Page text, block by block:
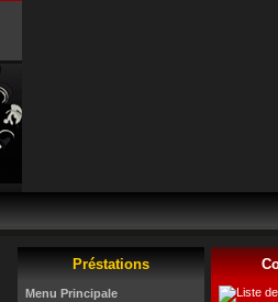
Préstations
Menu Principale